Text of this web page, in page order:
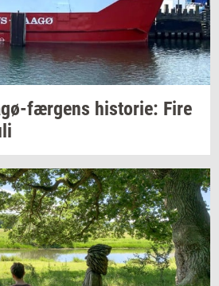
​færgens hi­sto­rie: Fire